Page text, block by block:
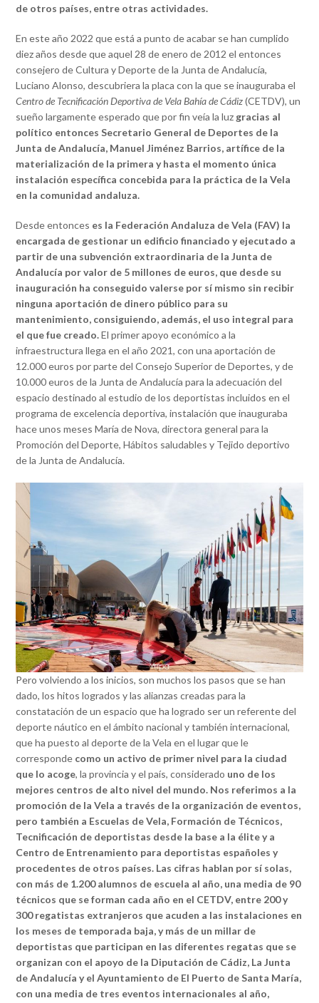
de otros países, entre otras actividades.
En este año 2022 que está a punto de acabar se han cumplido
diez años desde que aquel 28 de enero de 2012 el entonces
consejero de Cultura y Deporte de la Junta de Andalucía,
Luciano Alonso, descubriera la placa con la que se inauguraba el
Centro de Tecnificación Deportiva de Vela Bahía de Cádiz(CETDV), un
sueño largamente esperado que por fin veía la luz gracias al
político entonces Secretario General de Deportes de la
Junta de Andalucía, Manuel Jiménez Barrios, artífice de la
materialización de la primera y hasta el momento única
instalación específica concebida para la práctica de la Vela
en la comunidad andaluza.
Desde entonces es la Federación Andaluza de Vela (FAV) la
encargada de gestionar un edificio financiado y ejecutado a
partir de una subvención extraordinaria de la Junta de
Andalucía por valor de 5 millones de euros, que desde su
inauguración ha conseguido valerse por sí mismo sin recibir
ninguna aportación de dinero público para su
mantenimiento, consiguiendo, además, el uso integral para
el que fue creado.El primer apoyo económico a la
infraestructura llega en el año 2021, con una aportación de
12.000 euros por parte del Consejo Superior de Deportes, y de
10.000 euros de la Junta de Andalucía para la adecuación del
espacio destinado al estudio de los deportistas incluidos en el
programa de excelencia deportiva, instalación que inauguraba
hace unos meses María de Nova, directora general para la
Promoción del Deporte, Hábitos saludables y Tejido deportivo
de la Junta de Andalucía.
Pero volviendo a los inicios, son muchos los pasos que se han
dado, los hitos logrados y las alianzas creadas para la
constatación de un espacio que ha logrado ser un referente del
deporte náutico en el ámbito nacional y también internacional,
que ha puesto al deporte de la Vela en el lugar que le
corresponde como un activo de primer nivel para la ciudad
que lo acoge, la provincia y el país, considerado uno de los
mejores centros de alto nivel del mundo. Nos referimos a la
promoción de la Vela a través de la organización de eventos,
pero también a Escuelas de Vela, Formación de Técnicos,
Tecnificación de deportistas desde la base a la élite y a
Centro de Entrenamiento para deportistas españoles y
procedentes de otros países. Las cifras hablan por sí solas,
con más de 1.200 alumnos de escuela al año, una media de 90
técnicos que se forman cada año en el CETDV, entre 200 y
300 regatistas extranjeros que acuden a las instalaciones en
los meses de temporada baja, y más de un millar de
deportistas que participan en las diferentes regatas que se
organizan con el apoyo de la Diputación de Cádiz, La Junta
de Andalucía y el Ayuntamiento de El Puerto de Santa María,
con una media de tres eventos internacionales al año,